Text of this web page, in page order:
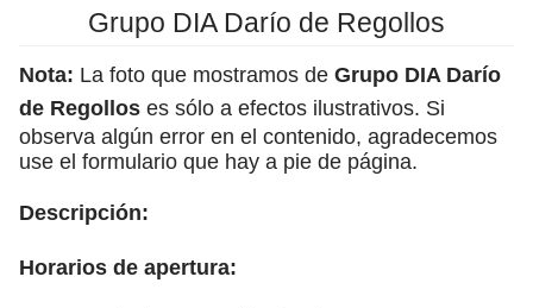
Grupo DIA Darío de Regollos
Nota: La foto que mostramos de Grupo DIA Darío
de Regollos es sólo a efectos ilustrativos. Si
observa algún error en el contenido, agradecemos
use el formulario que hay a pie de página.
Descripción:
Horarios de apertura: